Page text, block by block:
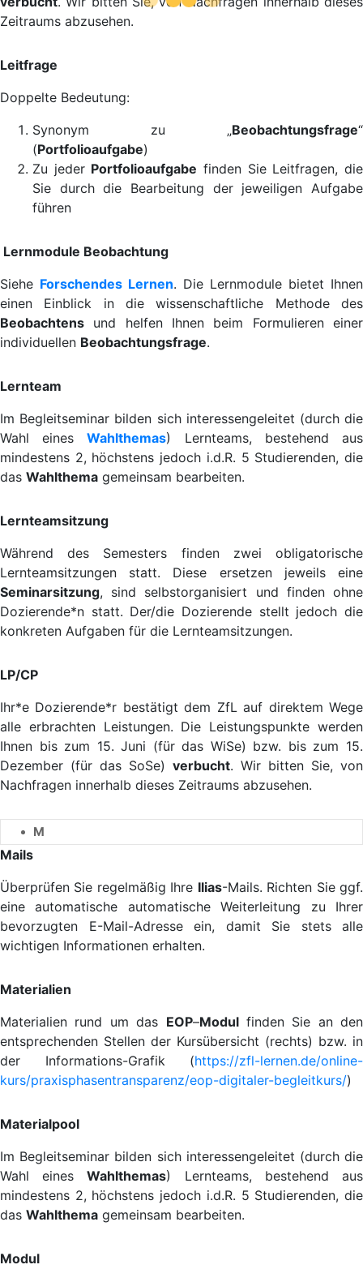
Zeitraums abzusehen.
Leitfrage
Doppelte Bedeutung:
Synonym zu „Beobachtungsfrage“
(Portfolioaufgabe)
Zu jeder Portfolioaufgabe finden Sie Leitfragen, die
Sie durch die Bearbeitung der jeweiligen Aufgabe
führen
Lernmodule Beobachtung
Siehe Forschendes Lernen. Die Lernmodule bietet Ihnen
einen Einblick in die wissenschaftliche Methode des
Beobachtens und helfen Ihnen beim Formulieren einer
individuellen Beobachtungsfrage.
Lernteam
Im Begleitseminar bilden sich interessengeleitet (durch die
Wahl einesWahlthemas) Lernteams, bestehend aus
mindestens 2, höchstens jedoch i.d.R. 5 Studierenden, die
das Wahlthema gemeinsam bearbeiten.
Lernteamsitzung
Während des Semesters finden zwei obligatorische
Lernteamsitzungen statt. Diese ersetzen jeweils eine
Seminarsitzung, sind selbstorganisiert und finden ohne
Dozierende*n statt. Der/die Dozierende stellt jedoch die
konkreten Aufgaben für die Lernteamsitzungen.
LP/CP
Ihr*e Dozierende*r bestätigt dem ZfL auf direktem Wege
alle erbrachten Leistungen. Die Leistungspunkte werden
Ihnen bis zum 15. Juni (für das WiSe) bzw. bis zum 15.
Dezember (für das SoSe) verbucht. Wir bitten Sie, von
Nachfragen innerhalb dieses Zeitraums abzusehen.
M
Mails
Überprüfen Sie regelmäßig Ihre Ilias-Mails. Richten Sie ggf.
eine automatische automatische Weiterleitung zu Ihrer
bevorzugten E-Mail-Adresse ein, damit Sie stets alle
wichtigen Informationen erhalten.
Materialien
Materialien rund um das EOP–Modulfinden Sie an den
entsprechenden Stellen der Kursübersicht (rechts) bzw. in
der Informations-Grafik (https://zfl-lernen.de/online-
kurs/praxisphasentransparenz/eop-digitaler-begleitkurs/)
Materialpool
Im Begleitseminar bilden sich interessengeleitet (durch die
Wahl einesWahlthemas) Lernteams, bestehend aus
mindestens 2, höchstens jedoch i.d.R. 5 Studierenden, die
das Wahlthema gemeinsam bearbeiten.
Modul